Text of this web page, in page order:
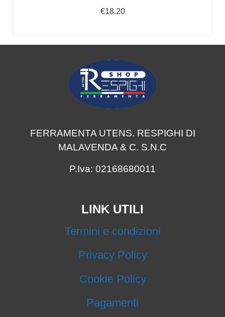
€18.20
FERRAMENTA UTENS. RESPIGHI DI
MALAVENDA & C. S.N.C
P.Iva: 02168680011
LINK UTILI
Termini e condizioni
Privacy Policy
Cookie Policy
Pagamenti